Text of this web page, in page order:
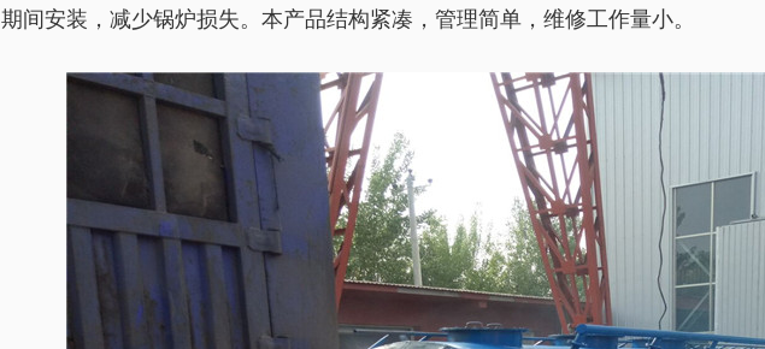
期间安装，减少锅炉损失。本产品结构紧凑，管理简单，维修工作量小。